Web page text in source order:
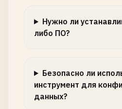
Нужно ли
либо ПО?
Безопасно ли
инструмент для
данных?